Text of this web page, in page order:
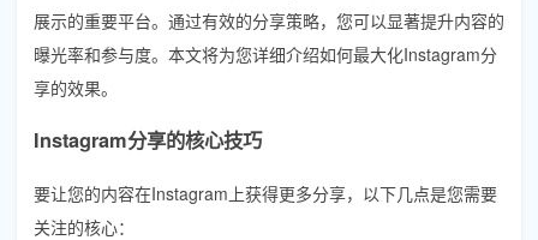
展示的重要平台。通过有效的分享策略，您可以显著提升内容的
曝光率和参与度。本文将为您详细介绍如何最大化Instagram分
享的效果。
Instagram分享的核心技巧
要让您的内容在Instagram上获得更多分享，以下几点是您需要
关注的核心：